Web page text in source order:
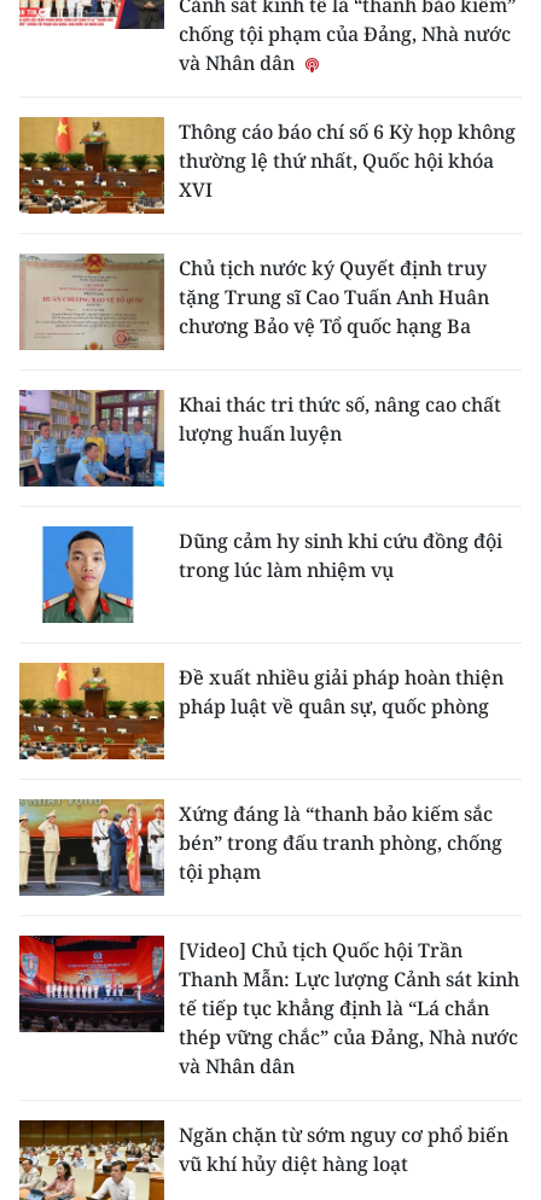
chống tội phạm của Đảng, Nhà nước
và Nhân dân
Thông cáo báo chí số 6 Kỳ họp không
thường lệ thứ nhất, Quốc hội khóa
XVI
Chủ tịch nước ký Quyết định truy
tặng Trung sĩ Cao Tuấn Anh Huân
chương Bảo vệ Tổ quốc hạng Ba
Khai thác tri thức số, nâng cao chất
lượng huấn luyện
Dũng cảm hy sinh khi cứu đồng đội
trong lúc làm nhiệm vụ
Đề xuất nhiều giải pháp hoàn thiện
pháp luật về quân sự, quốc phòng
Xứng đáng là “thanh bảo kiếm sắc
bén” trong đấu tranh phòng, chống
tội phạm
[Video] Chủ tịch Quốc hội Trần
Thanh Mẫn: Lực lượng Cảnh sát kinh
tế tiếp tục khẳng định là “Lá chắn
thép vững chắc” của Đảng, Nhà nước
và Nhân dân
Ngăn chặn từ sớm nguy cơ phổ biến
vũ khí hủy diệt hàng loạt